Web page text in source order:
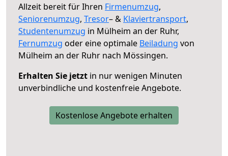
Allzeit bereit für Ihren Firmenumzug,
Seniorenumzug, Tresor– & Klaviertransport,
Studentenumzug in Mülheim an der Ruhr,
Fernumzug oder eine optimale Beiladung von
Mülheim an der Ruhr nach Mössingen.
Erhalten Sie jetzt in nur wenigen Minuten
unverbindliche und kostenfreie Angebote.
Kostenlose Angebote erhalten